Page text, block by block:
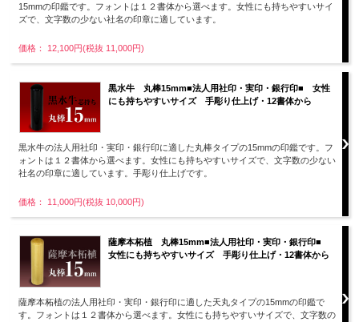
15mmの印鑑です。フォントは１２書体から選べます。女性にも持ちやすいサイ
ズで、文字数の少ない社名の印章に適しています。
価格： 12,100円(税抜 11,000円)
黒水牛 丸棒15mm■法人用社印・実印・銀行印■ 女性
にも持ちやすいサイズ 手彫り仕上げ・12書体から
黒水牛の法人用社印・実印・銀行印に適した丸棒タイプの15mmの印鑑です。フ
ォントは１２書体から選べます。女性にも持ちやすいサイズで、文字数の少ない
社名の印章に適しています。手彫り仕上げです。
価格： 11,000円(税抜 10,000円)
薩摩本柘植 丸棒15mm■法人用社印・実印・銀行印■
女性にも持ちやすいサイズ 手彫り仕上げ・12書体から
薩摩本柘植の法人用社印・実印・銀行印に適した天丸タイプの15mmの印鑑で
す。フォントは１２書体から選べます。女性にも持ちやすいサイズで、文字数の